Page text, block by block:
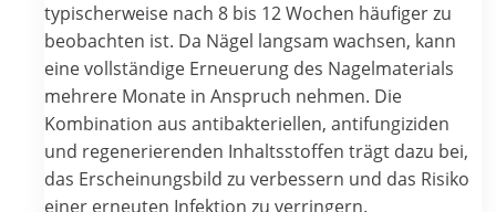
typischerweise nach 8 bis 12 Wochen häufiger zu
beobachten ist. Da Nägel langsam wachsen, kann
eine vollständige Erneuerung des Nagelmaterials
mehrere Monate in Anspruch nehmen. Die
Kombination aus antibakteriellen, antifungiziden
und regenerierenden Inhaltsstoffen trägt dazu bei,
das Erscheinungsbild zu verbessern und das Risiko
einer erneuten Infektion zu verringern.